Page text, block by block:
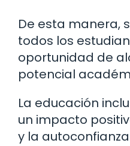
De esta manera,
todos los
oportunidad de
potencial
La educación
un impacto
y la